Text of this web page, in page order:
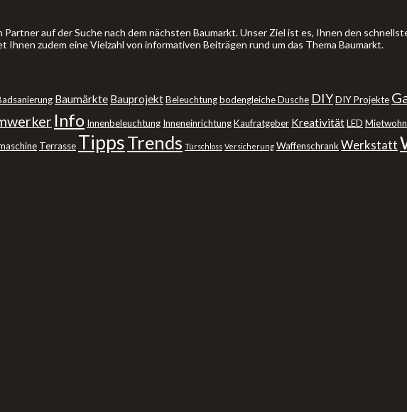
auf der Suche nach dem nächsten Baumarkt. Unser Ziel ist es, Ihnen den
zudem eine Vielzahl von informativen Beiträgen rund um das Thema Baumarkt.
Baumärkte BauprojektBeleuchtungbodengleiche Dusche DIYDIY Projekte
Info Innenbeleuchtung InneneinrichtungKaufratgeber KreativitätLED
Terrasse TippsTrends Türschloss Versicherung WaffenschrankWerkstatt